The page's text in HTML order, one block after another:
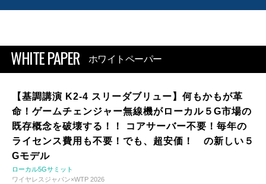
WHITE PAPER ホワイトペーパー
【基調講演 K2-4 スリーダブリュー】何もかもが革
命！ゲームチェンジャー無線機がローカル５G市場の
既存概念を破壊する！！ コアサーバー不要！毎年の
ライセンス費用も不要！でも、超安価！ の新しい５
Gモデル
ローカル5Gサミット
ワイヤレスジャパン×WTP 2026